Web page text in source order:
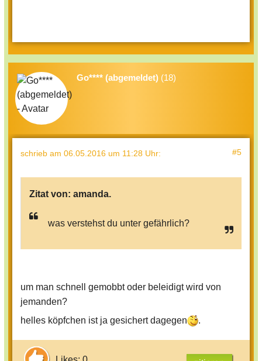
Go**** (abgemeldet) (18)
schrieb am 06.05.2016 um 11:28 Uhr: #5
Zitat von: amanda.
was verstehst du unter gefährlich?
um man schnell gemobbt oder beleidigt wird von
jemanden?
helles köpfchen ist ja gesichert dagegen
.